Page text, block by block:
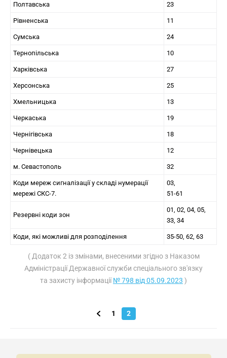
Полтавська 23
Рівненська 11
Сумська 24
Тернопільська 10
Харківська 27
Херсонська 25
Хмельницька 13
Черкаська 19
Чернігівська 18
Чернівецька 12
м. Севастополь 32
Коди мереж сигналізації у складі нумерації
мережі СКС-7.
03,
51-61
Резервні коди зон
01, 02, 04, 05,
33, 34
Коди, які можливі для розподілення 35-50, 62, 63
( Додаток 2 із змінами, внесеними згідно з Наказом
Адміністрації Державної служби спеціального зв'язку
та захисту інформації№ 798 від 05.09.2023 )
1 2